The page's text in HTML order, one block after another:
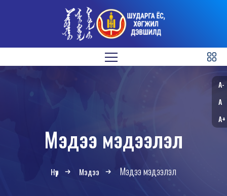
Мэдээ мэдээлэл
Нүүр Мэдээ Мэдээ мэдээлэл
A-
A
A+